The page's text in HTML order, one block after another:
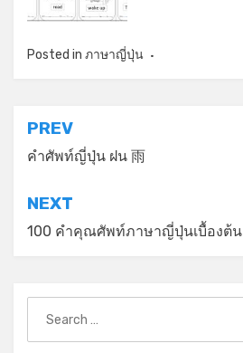
Posted in ภาษาญี่ปุ่น
แนะแนว
เรื่อง
PREV
คำศัพท์ญี่ปุ่น ฝน 雨
NEXT
100 คำคุณศัพท์ภาษาญี่ปุ่นเบื้องต้น
for: